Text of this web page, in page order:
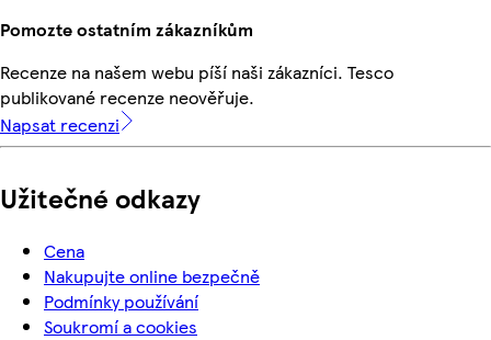
Pomozte ostatním zákazníkům
Recenze na našem webu píší naši zákazníci. Tesco
publikované recenze neověřuje.
Napsat recenzi
Užitečné odkazy
Cena
Nakupujte online bezpečně
Podmínky používání
Soukromí a cookies